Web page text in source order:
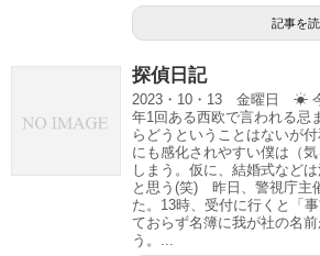
記事を
探偵日記
2023・10・13 金曜日 ☀
年1回ある西欧で言われる忌
らどうということはないが
にも感化されやすい僕は（
しまう。仮に、結婚式など
と思う(笑) 昨日、警視庁主
た。13時、受付に行くと「
ておらず名簿に我が社の名
う。...